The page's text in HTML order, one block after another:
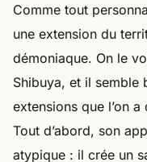
Comme tout
une extension du
démoniaque. On le
Shibuya, et il semble
extensions que l’on
Tout d’abord, son
atypique : il crée un